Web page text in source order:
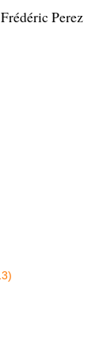
Frédéric Perez